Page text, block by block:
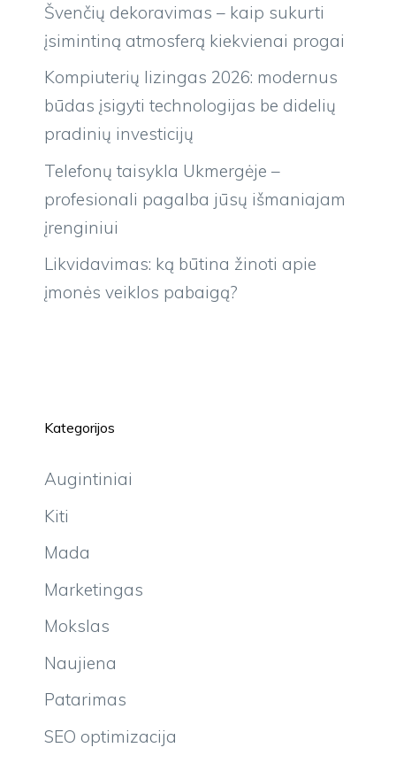
Švenčių dekoravimas – kaip sukurti
įsimintiną atmosferą kiekvienai progai
Kompiuterių lizingas 2026: modernus
būdas įsigyti technologijas be didelių
pradinių investicijų
Telefonų taisykla Ukmergėje –
profesionali pagalba jūsų išmaniajam
įrenginiui
Likvidavimas: ką būtina žinoti apie
įmonės veiklos pabaigą?
Kategorijos
Augintiniai
Kiti
Mada
Marketingas
Mokslas
Naujiena
Patarimas
SEO optimizacija